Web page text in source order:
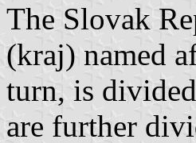
The Slovak
(kraj) named
turn, is
are further